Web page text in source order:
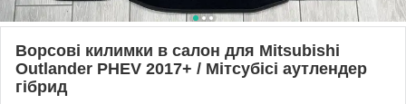
Ворсові килимки в салон для Mitsubishi
Outlander PHEV 2017+ / Мітсубісі аутлендер
гібрид